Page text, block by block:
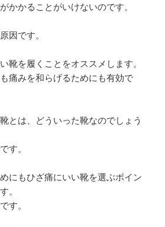
かかることがいけないのです。
因です。
靴を履くことをオススメします。
痛みを和らげるためにも有効で
とは、どういった靴なのでしょう
す。
にもひざ痛にいい靴を選ぶポイン
。
す。